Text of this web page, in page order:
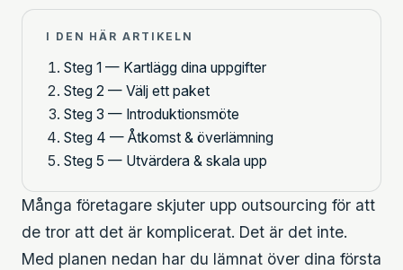
I DEN HÄR ARTIKELN
Steg 1 — Kartlägg dina uppgifter
Steg 2 — Välj ett paket
Steg 3 — Introduktionsmöte
Steg 4 — Åtkomst & överlämning
Steg 5 — Utvärdera & skala upp
Många företagare skjuter upp outsourcing för att
de tror att det är komplicerat. Det är det inte.
Med planen nedan har du lämnat över dina första